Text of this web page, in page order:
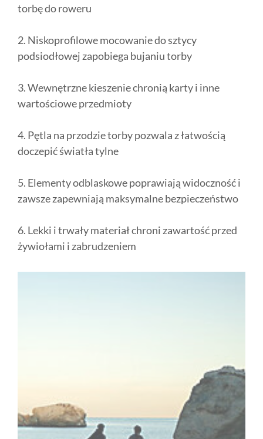
torbę do roweru
2. Niskoprofilowe mocowanie do sztycy
podsiodłowej zapobiega bujaniu torby
3. Wewnętrzne kieszenie chronią karty i inne
wartościowe przedmioty
4. Pętla na przodzie torby pozwala z łatwością
doczepić światła tylne
5. Elementy odblaskowe poprawiają widoczność i
zawsze zapewniają maksymalne bezpieczeństwo
6. Lekki i trwały materiał chroni zawartość przed
żywiołami i zabrudzeniem